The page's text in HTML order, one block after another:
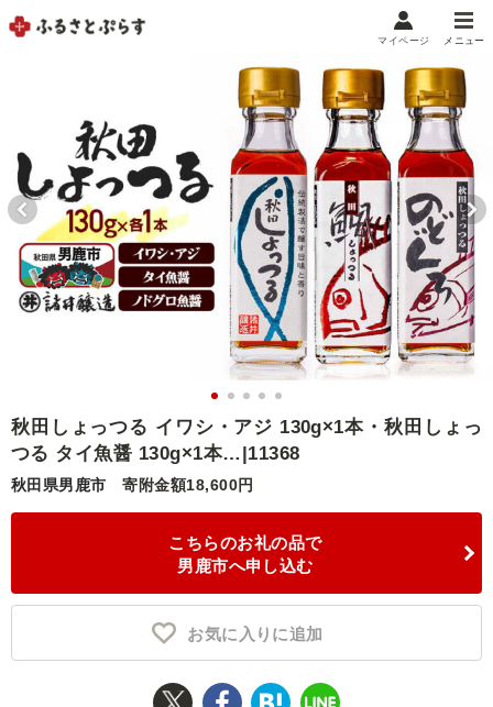
メニュー
お気に入り 閲覧履歴
メニュー
お礼の品から探す
お礼の品をカテゴリや金額で絞り込み
ランキング
特集・おすすめ
マイページ
秋田しょっつる イワシ・アジ 130g×1本・秋田しょっ
つる タイ魚醤 130g×1本…|11368
秋田県男鹿市 寄附金額18,600円
こちらのお礼の品で
男鹿市へ申し込む
お気に入りに追加